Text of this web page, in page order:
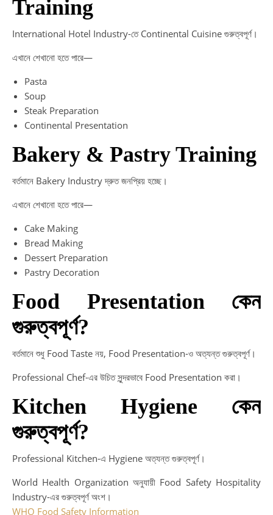
Training
International Hotel Industry-তে Continental Cuisine গুরুত্বপূর্ণ।
এখানে শেখানো হতে পারে—
Pasta
Soup
Steak Preparation
Continental Presentation
Bakery & Pastry Training
বর্তমানে Bakery Industry দ্রুত জনপ্রিয় হচ্ছে।
এখানে শেখানো হতে পারে—
Cake Making
Bread Making
Dessert Preparation
Pastry Decoration
Food Presentation কেন
গুরুত্বপূর্ণ?
বর্তমানে শুধু Food Taste নয়, Food Presentation-ও অত্যন্ত গুরুত্বপূর্ণ।
Professional Chef-এর উচিত সুন্দরভাবে Food Presentation করা।
Kitchen Hygiene কেন
গুরুত্বপূর্ণ?
Professional Kitchen-এ Hygiene অত্যন্ত গুরুত্বপূর্ণ।
World Health Organization অনুযায়ী Food Safety Hospitality
Industry-এর গুরুত্বপূর্ণ অংশ।
WHO Food Safety Information